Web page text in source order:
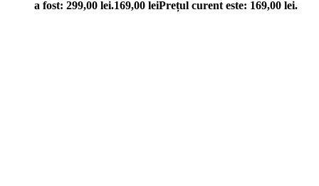
a fost: 299,00 lei.169,00 leiPrețul curent este: 169,00 lei.